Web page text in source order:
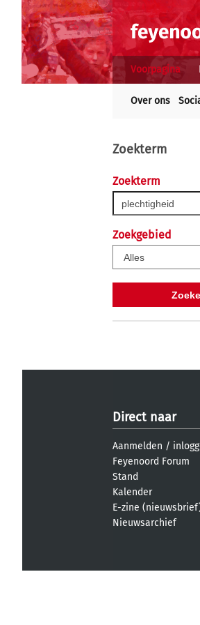
Voorpagina
Over ons
Zoekterm
Zoekterm
Zoekgebied
Direct naar
Aanmelden /
Feyenoord Forum
Stand
Kalender
E-zine
Nieuwsarchief